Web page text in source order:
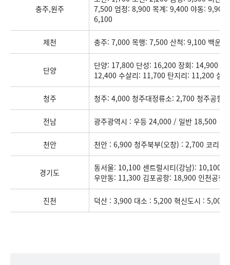
충주,원주
7,500 엄정: 8,900 목계: 9,400 야동:
6,100
제천 충주: 7,000 목행: 7,500 산척: 9,100 백운:
단양
단양: 17,800 단성: 16,200 장회: 14,900
12,400 수살리: 11,700 탄지리: 11,200 살
청주 청주: 4,000 청주대정류소: 2,700 청주공항:
전남 광주광역시 : 우등 24,000 / 일반 18,500
천안 천안 : 6,900 청주북부(오창) : 2,700 코리아
경기도
동서울: 10,100 센트럴시티(강남): 10,100
우만동: 11,300 김포공항: 18,900 인천공항
진천 덕산 : 3,900 대소 : 5,200 혁신도시 : 5,000